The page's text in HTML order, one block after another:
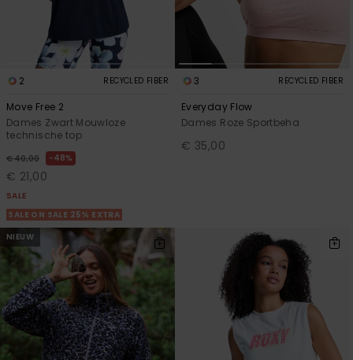
2 RECYCLED FIBER
Move Free 2
Dames Zwart Mouwloze
technische top
€ 40,00 48%
€ 21,00
SALE
SALE ON SALE 25% EXTRA
3 RECYCLED FIBER
Everyday Flow
Dames Roze Sportbeha
€ 35,00
NIEUW